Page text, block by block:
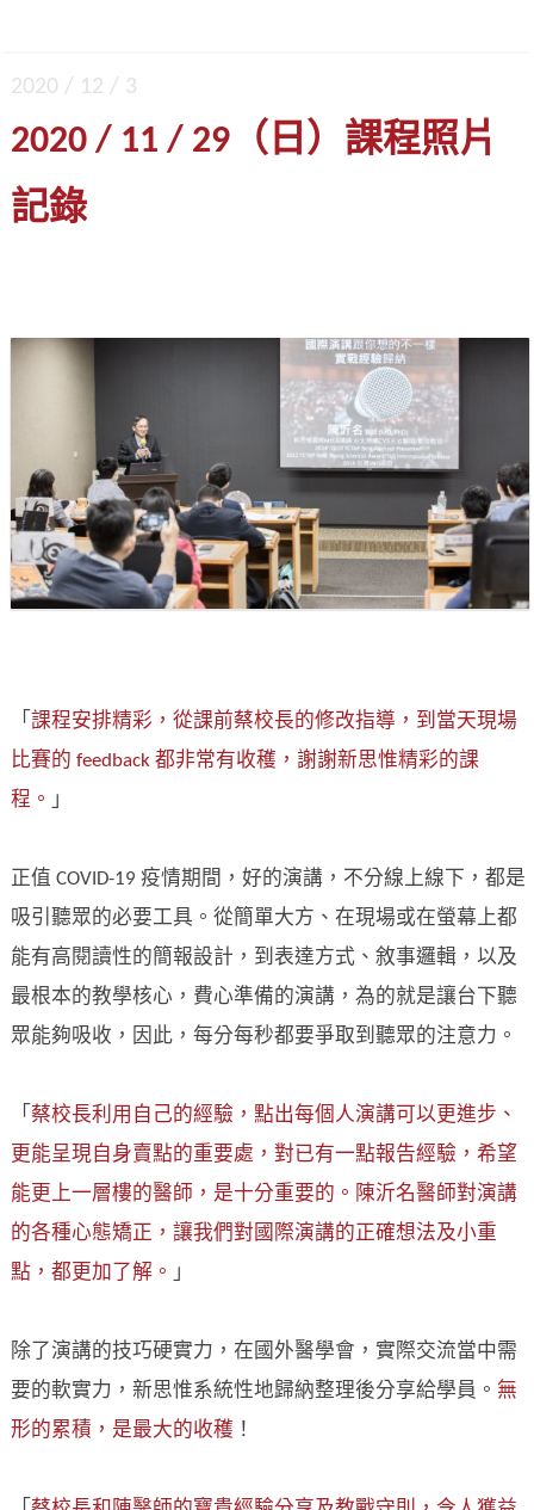
2020 / 12 / 3
2020 / 11 / 29（日）課程照片
記錄
「 課程安排精彩，從課前蔡校長的修改指導，到當天現場
比賽的 feedback 都非常有收穫，謝謝新思惟精彩的課
程。 」
正值 COVID-19 疫情期間，好的演講，不分線上線下，都是
吸引聽眾的必要工具。從簡單大方、在現場或在螢幕上都
能有高閱讀性的簡報設計，到表達方式、敘事邏輯，以及
最根本的教學核心，費心準備的演講，為的就是讓台下聽
眾能夠吸收，因此，每分每秒都要爭取到聽眾的注意力。
「 蔡校長利用自己的經驗，點出每個人演講可以更進步、
更能呈現自身賣點的重要處，對已有一點報告經驗，希望
能更上一層樓的醫師，是十分重要的。陳沂名醫師對演講
的各種心態矯正，讓我們對國際演講的正確想法及小重
點，都更加了解。 」
除了演講的技巧硬實力，在國外醫學會，實際交流當中需
要的軟實力，新思惟系統性地歸納整理後分享給學員。 無
形的累積，是最大的收穫 ！